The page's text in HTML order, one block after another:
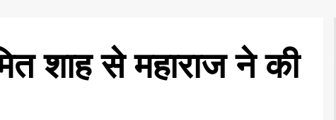
शाह से महाराज ने की